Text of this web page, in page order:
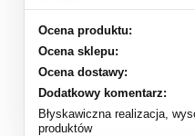
Ocena produktu:
Ocena sklepu:
Ocena dostawy:
Dodatkowy komentarz:
Błyskawiczna realizacja,
produktów